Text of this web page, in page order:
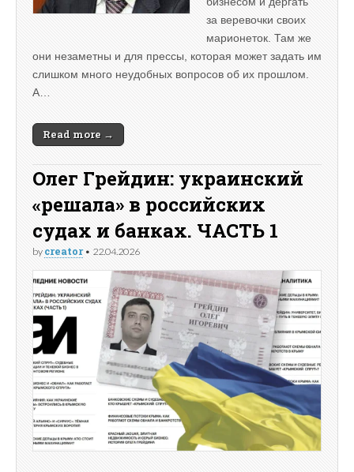
за веревочки своих
марионеток. Там же
они незаметны и для прессы, которая может задать им
слишком много неудобных вопросов об их прошлом.
А…
Read more →
Олег Грейдин: украинский
«решала» в российских
судах и банках. ЧАСТЬ 1
by creator• 22.04.2026